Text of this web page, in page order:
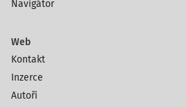
Navigátor
Web
Kontakt
Inzerce
Autoři